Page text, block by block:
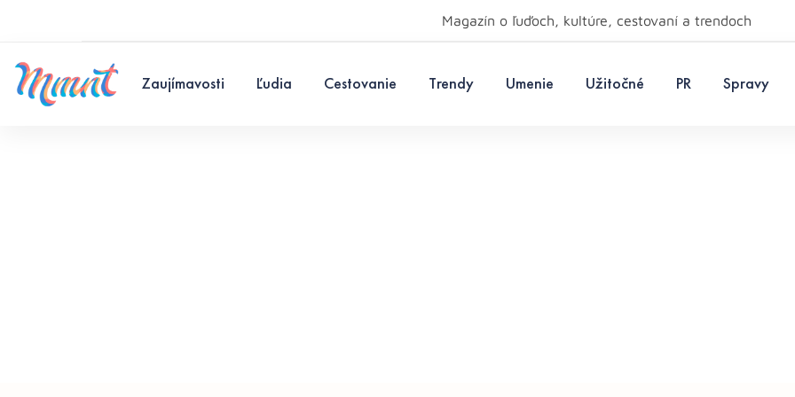
Magazín o ľuďoch, kultúre, cestovaní a trendoch
Zaujímavosti Ľudia Cestovanie Trendy Umenie Užitočné PR Spravy